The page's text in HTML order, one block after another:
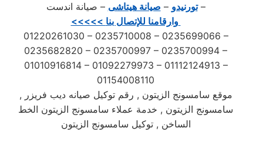
تورنيدو – صيانة هيتاشى
– صيانة اندست –
<<<<< وارقامنا للإتصال بنا
01220261030 – 0235710008 – 0235699066 –
0235682820 – 0235700997 – 0235700994 –
01010916814 – 01092279973 – 01112124913 –
01154008110
, موقع سامسونج الزيتون , رقم توكيل صيانه ديب فريزر
سامسونج الزيتون , خدمة عملاء سامسونج الزيتون الخط
الساخن , توكيل سامسونج الزيتون